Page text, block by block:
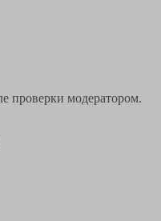
проверки модератором.